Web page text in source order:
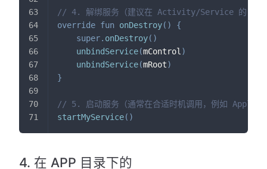
// 4. 解绑服务（建议在 Activity/Service 的
override fun onDestroy( )
{
super. onDestroy( )
unbindService(mControl )
unbindService(mRoot)
}
// 5. 启动服务（通常在合适时机调用，例如
startMyService( )
4. 在 APP 目录下的